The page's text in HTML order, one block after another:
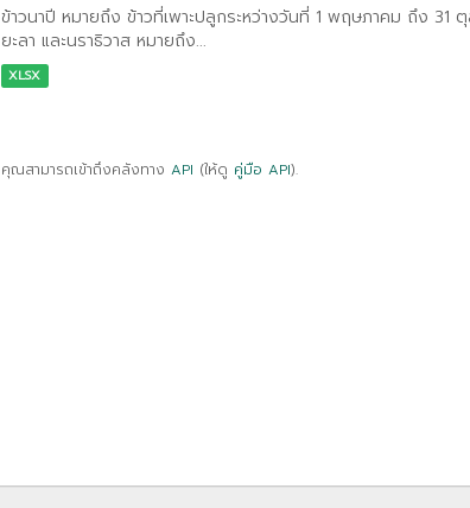
ข้าวนาปี หมายถึง ข้าวที่เพาะปลูกระหว่างวันที่ 1 พฤษภาคม ถึง
ยะลา และนราธิวาส หมายถึง...
XLSX
คุณสามารถเข้าถึงคลังทาง API (ให้ดู คู่มือ API).